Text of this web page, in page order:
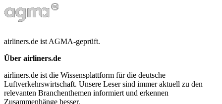
airliners.de ist AGMA-geprüft.
Über airliners.de
airliners.de ist die Wissensplattform für die deutsche
Luftverkehrswirtschaft. Unsere Leser sind immer aktuell zu den
relevanten Branchenthemen informiert und erkennen
Zusammenhänge besser.